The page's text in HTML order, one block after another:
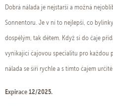
Dobrá nálada je nejstarší a možná
Sonnentoru. Je v ní to nejlepší, co
dospělým, tak dětem. Když si do čaje
vynikající čajovou specialitu pro každou
nálada se šíří rychle a s tímto čajem
Expirace 12/2025.